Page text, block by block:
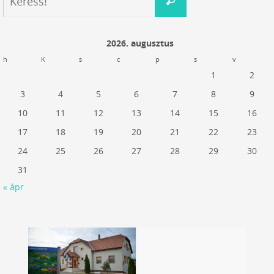
2026. augusztus
h K s c p s v
1
2
3
4 5 6 7 8
9
10
11 12 13 14 15
16
17
18 19 20 21 22
23
24
25 26 27 28 29
30
31
« ápr